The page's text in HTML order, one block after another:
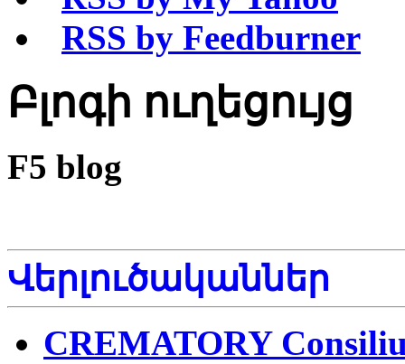
RSS by Feedburner
Բլոգի ուղեցույց
F5 blog
Վերլուծականներ
CREMATORY